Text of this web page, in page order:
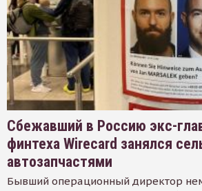
Сбежавший в Россию экс-
финтеха Wirecard занялся
автозапчастями
Бывший операционный директор